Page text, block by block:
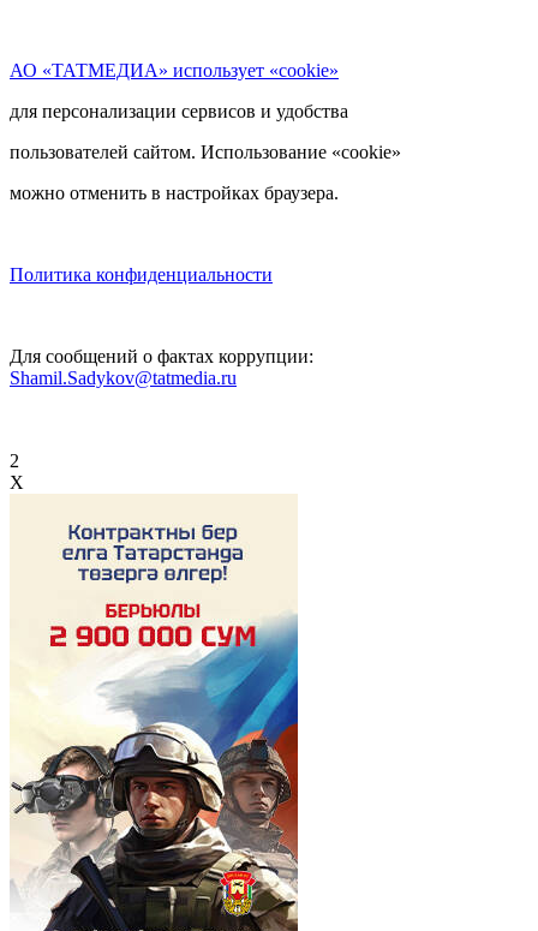
АО «ТАТМЕДИА» использует «cookie»
для персонализации сервисов и удобства
пользователей сайтом. Использование «cookie»
можно отменить в настройках браузера.
Политика конфиденциальности
Для сообщений о фактах коррупции:
Shamil.Sadykov@tatmedia.ru
2
X